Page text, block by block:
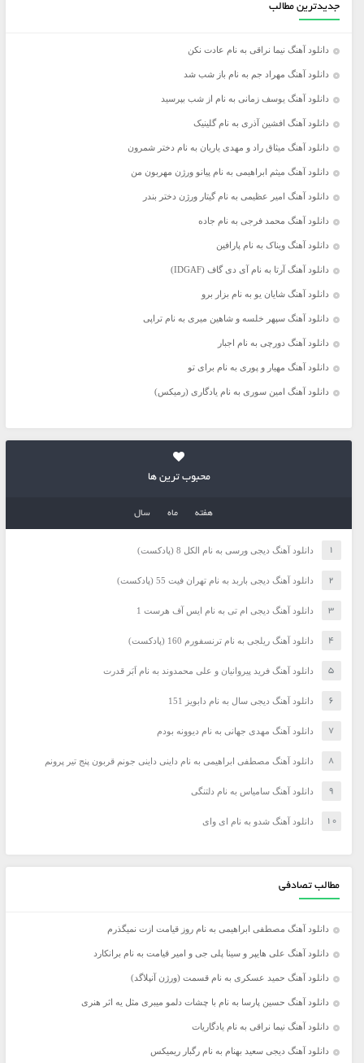
جدیدترین مطالب
دانلود آهنگ نیما نراقی به نام عادت نکن
دانلود آهنگ مهراد جم به نام باز شب شد
دانلود آهنگ یوسف زمانی به نام از شب بپرسید
دانلود آهنگ افشین آذری به نام گلینیک
دانلود آهنگ میثاق راد و مهدی یاریان به نام دختر شمرون
دانلود آهنگ میثم ابراهیمی به نام پیانو ورژن مهربون من
دانلود آهنگ امیر عظیمی به نام گیتار ورژن دختر بندر
دانلود آهنگ محمد فرجی به نام جاده
دانلود آهنگ ویناک به نام پارافین
دانلود آهنگ آرتا به نام آی دی گاف (IDGAF)
دانلود آهنگ شایان یو به نام بزار برو
دانلود آهنگ سپهر خلسه و شاهین میری به نام تراپی
دانلود آهنگ دورچی به نام اجبار
دانلود آهنگ مهیار و پوری به نام برای تو
دانلود آهنگ امین سوری به نام یادگاری (رمیکس)
محبوب ترین ها
هفته ماه سال
دانلود آهنگ دیجی ورسی به نام الکل 8 (پادکست)
دانلود آهنگ دیجی باربد به نام تهران فیت 55 (پادکست)
دانلود آهنگ دیجی ام تی به نام ایس آف هرست 1
دانلود آهنگ ریلجی به نام ترنسفورم 160 (پادکست)
دانلود آهنگ فرید پیروانیان و علی محمدوند به نام اَبَر قدرت
دانلود آهنگ دیجی سال به نام دابویز 151
دانلود آهنگ مهدی جهانی به نام دیوونه بودم
دانلود آهنگ مصطفی ابراهیمی به نام داینی داینی جونم قربون پنج تیر پرونم
دانلود آهنگ سامیاس به نام دلتنگی
دانلود آهنگ شدو به نام ای وای
مطالب تصادفی
دانلود آهنگ مصطفی ابراهیمی به نام روز قیامت ازت نمیگذرم
دانلود آهنگ علی هایپر و سینا پلی جی و امیر قیامت به نام برانکارد
دانلود آهنگ حمید عسکری به نام قسمت (ورژن آنپلاگد)
دانلود آهنگ حسین پارسا به نام با چشات دلمو میبری مثل یه اثر هنری
دانلود آهنگ نیما نراقی به نام یادگاریات
دانلود آهنگ دیجی سعید بهنام به نام رگبار ریمیکس